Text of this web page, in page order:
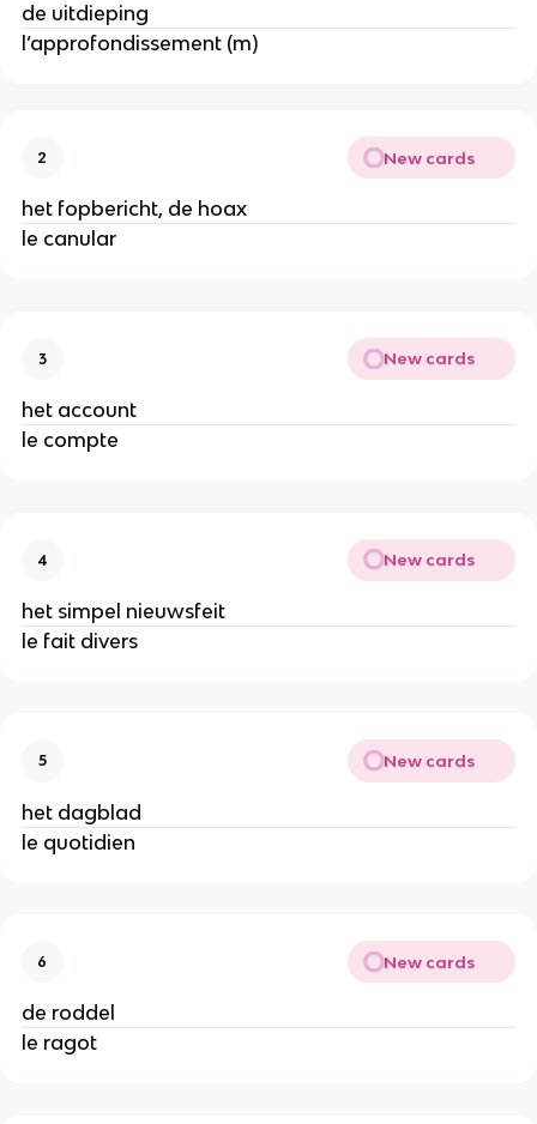
de uitdieping
l’approfondissement (m)
2 New cards
het fopbericht, de hoax
le canular
3 New cards
het account
le compte
4 New cards
het simpel nieuwsfeit
le fait divers
5 New cards
het dagblad
le quotidien
6 New cards
de roddel
le ragot